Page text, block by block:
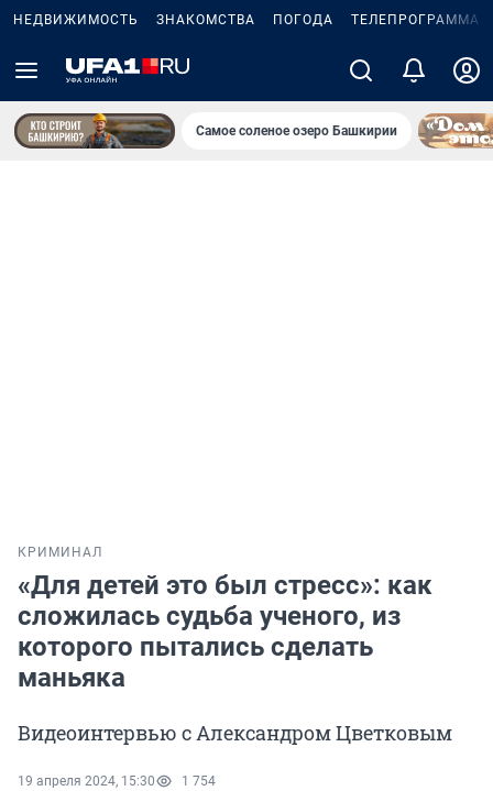
НЕДВИЖИМОСТЬ ЗНАКОМСТВА ПОГОДА ТЕЛЕПРОГРАММА
Самое соленое озеро Башкирии
КРИМИНАЛ
«Для детей это был стресс»: как
сложилась судьба ученого, из
которого пытались сделать
маньяка
Видеоинтервью с Александром Цветковым
19 апреля 2024, 15:30 1 754